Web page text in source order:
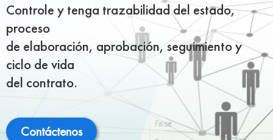
Controle y tenga trazabilidad del estado,
proceso
de elaboración, aprobación, seguimiento y
ciclo de vida
del contrato.
Contáctenos